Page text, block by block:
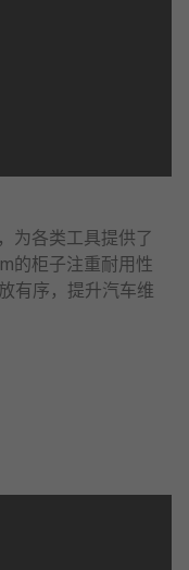
为各类工具提供了
的柜子注重耐用性
有序，提升汽车维